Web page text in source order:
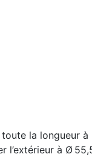
la longueur à
l’extérieur à Ø